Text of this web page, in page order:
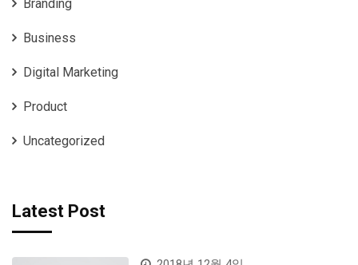
Branding
Business
Digital Marketing
Product
Uncategorized
Latest Post